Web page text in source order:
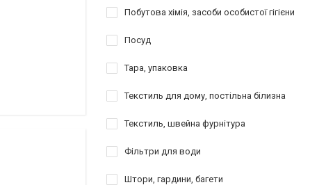
Побутова хімія, засоби особистої гігієни
Посуд
Тара, упаковка
Текстиль для дому, постільна білизна
Текстиль, швейна фурнітура
Фільтри для води
Штори, гардини, багети